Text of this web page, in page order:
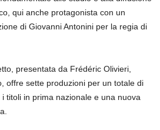
qui anche protagonista con un
di Giovanni Antonini per la regia di
presentata da Frédéric Olivieri,
offre sette produzioni per un totale di
titoli in prima nazionale e una nuova